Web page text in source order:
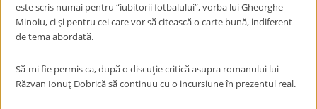
este scris numai pentru “iubitorii fotbalului”, vorba lui Gheorghe
Minoiu, ci şi pentru cei care vor sӑ citeascӑ o carte bunӑ, indiferent
de tema abordatӑ.
Sӑ-mi fie permis ca, dupӑ o discuţie criticӑ asupra romanului lui
Rӑzvan Ionuţ Dobricӑ sӑ continuu cu o incursiune în prezentul real.